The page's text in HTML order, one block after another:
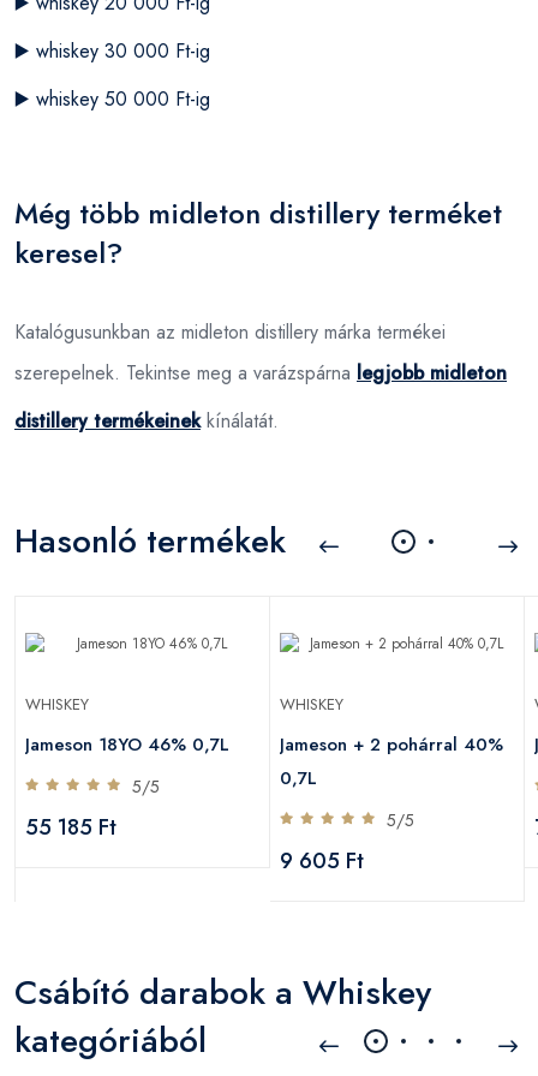
▶️ whiskey 30 000 Ft-ig
▶️ whiskey 50 000 Ft-ig
Még több midleton distillery terméket
keresel?
Katalógusunkban az midleton distillery márka termékei
szerepelnek. Tekintse meg a varázspárna legjobb midleton
distillery termékeinekkínálatát.
Hasonló termékek
WHISKEY
Jameson 18YO 46% 0,7L
5/5
55 185 Ft
WHISKEY
Jameson + 2 pohárral 40%
0,7L
5/5
9 605 Ft
Csábító darabok a Whiskey
kategóriából